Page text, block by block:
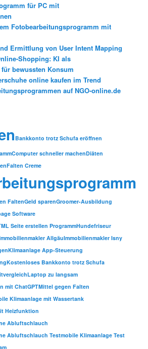
für PC mit
Fotobearbeitungsprogramm mit
Ermittlung von User Intent Mapping
Shopping: KI als
bewussten Konsum
online kaufen im Trend
auf NGO-online.de
Bankkonto trotz Schufa eröffnen
Computer schneller machenDiäten
Falten Creme
FaltenGeld sparenGroomer-Ausbildung
Software
Seite erstellen ProgrammHundefriseur
AllgäuImmobilienmakler Isny
Klimaanlage App-Steuerung
Kostenloses Bankkonto trotz Schufa
Laptop zu langsam
mit ChatGPTMittel gegen Falten
Klimaanlage mit Wassertank
Heizfunktion
Abluftschlauch
Abluftschlauch Testmobile Klimaanlage Test